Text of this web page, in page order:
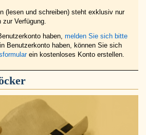
(lesen und schreiben) steht exklusiv nur
Verfügung.
haben, melden Sie sich bitte
Benutzerkonto haben, können Sie sich
ein kostenloses Konto erstellen.